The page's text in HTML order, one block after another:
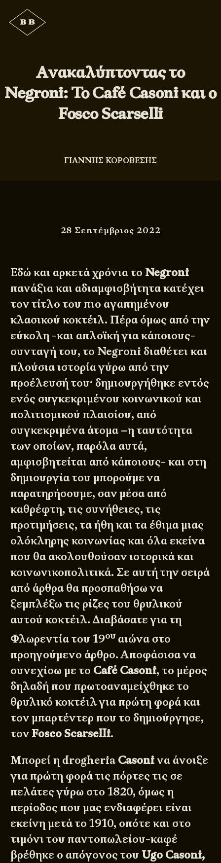
Ανακαλύπτοντας το
Negroni: Το Café Casoni και ο
Fosco Scarselli
ΓΙΑΝΝΗΣ ΚΟΡΟΒΕΣΗΣ
28 Σεπτέμβριος 2022
Εδώ και αρκετά χρόνια το Negroni
πανάξια και αδιαμφισβήτητα κατέχει
τον τίτλο του πιο αγαπημένου
κλασικού κοκτέιλ. Πέρα όμως από την
εύκολη -και απλοϊκή για κάποιους-
συνταγή του, το Negroni διαθέτει και
πλούσια ιστορία γύρω από την
προέλευσή του· δημιουργήθηκε εντός
ενός συγκεκριμένου κοινωνικού και
πολιτισμικού πλαισίου, από
συγκεκριμένα άτομα –η ταυτότητα
των οποίων, παρόλα αυτά,
αμφισβητείται από κάποιους- και στη
δημιουργία του μπορούμε να
παρατηρήσουμε, σαν μέσα από
καθρέφτη, τις συνήθειες, τις
προτιμήσεις, τα ήθη και τα έθιμα μιας
ολόκληρης κοινωνίας και όλα εκείνα
που θα ακολουθούσαν ιστορικά και
κοινωνικοπολιτικά. Σε αυτή την σειρά
από άρθρα θα προσπαθήσω να
ξεμπλέξω τις ρίζες του θρυλικού
αυτού κοκτέιλ. Διαβάσατε γιατη
Φλωρεντία του 19ουαιώνα στο
προηγούμενο άρθρο. Αποφάσισα να
συνεχίσω με το Café Casoni, το μέρος
δηλαδή που πρωτοαναμείχθηκε το
θρυλικό κοκτέιλ για πρώτη φορά και
τον μπαρτέντερ που το δημιούργησε,
τον Fosco Scarselli.
Μπορεί η drogheria Casoniνα άνοιξε
για πρώτη φορά τις πόρτες τις σε
πελάτες γύρω στο 1820, όμως η
περίοδος που μας ενδιαφέρει είναι
εκείνη μετά το 1910, οπότε και στο
τιμόνι του παντοπωλείου-καφέ
βρέθηκε ο απόγονος του Ugo Casoni,